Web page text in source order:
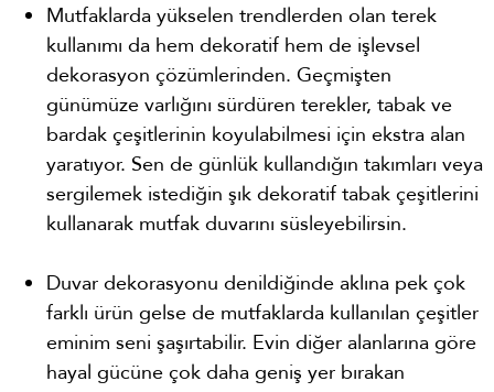
Mutfaklarda yükselen trendlerden olan terek
kullanımı da hem dekoratif hem de işlevsel
dekorasyon çözümlerinden. Geçmişten
günümüze varlığını sürdüren terekler, tabak ve
bardak çeşitlerinin koyulabilmesi için ekstra alan
yaratıyor. Sen de günlük kullandığın takımları veya
sergilemek istediğin şık dekoratif tabak çeşitlerini
kullanarak mutfak duvarını süsleyebilirsin.
Duvar dekorasyonu denildiğinde aklına pek çok
farklı ürün gelse de mutfaklarda kullanılan çeşitler
eminim seni şaşırtabilir. Evin diğer alanlarına göre
hayal gücüne çok daha geniş yer bırakan